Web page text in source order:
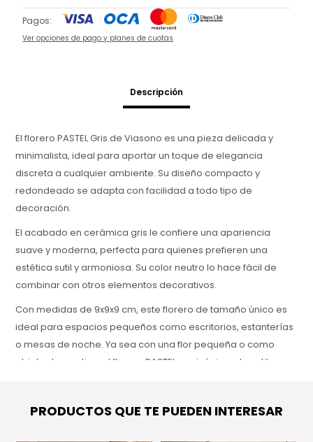
Pagos:
Ver opciones de pago y planes de cuotas
Descripción
El florero PASTEL Gris de Viasono es una pieza delicada y
minimalista, ideal para aportar un toque de elegancia
discreta a cualquier ambiente. Su diseño compacto y
redondeado se adapta con facilidad a todo tipo de
decoración.
El acabado en cerámica gris le confiere una apariencia
suave y moderna, perfecta para quienes prefieren una
estética sutil y armoniosa. Su color neutro lo hace fácil de
combinar con otros elementos decorativos.
Con medidas de 9x9x9 cm, este florero de tamaño único es
ideal para espacios pequeños como escritorios, estanterías
o mesas de noche. Ya sea con una flor pequeña o como
objeto decorativo, el florero PASTEL es sinónimo de estilo
PRODUCTOS QUE TE PUEDEN INTERESAR